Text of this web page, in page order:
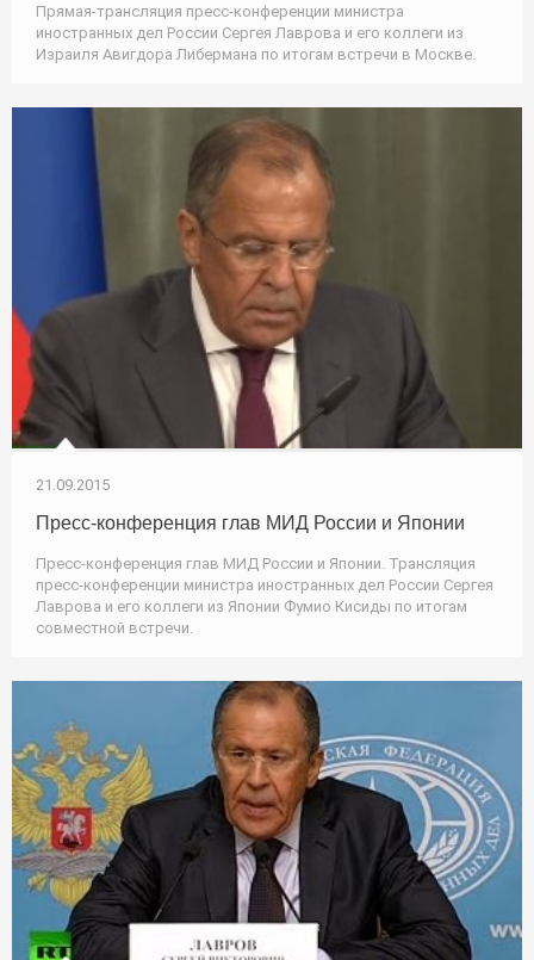
Прямая-трансляция пресс-конференции министра
иностранных дел России Сергея Лаврова и его коллеги из
Израиля Авигдора Либермана по итогам встречи в Москве.
21.09.2015
Пресс-конференция глав МИД России и Японии
Пресс-конференция глав МИД России и Японии. Трансляция
пресс-конференции министра иностранных дел России Сергея
Лаврова и его коллеги из Японии Фумио Кисиды по итогам
совместной встречи.